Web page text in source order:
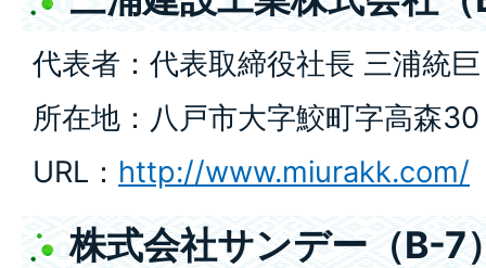
代表者：代表取締役社長 三浦統巨
所在地：八戸市大字鮫町字高森
URL： http://www.miurakk.com/
株式会社サンデー（B-7